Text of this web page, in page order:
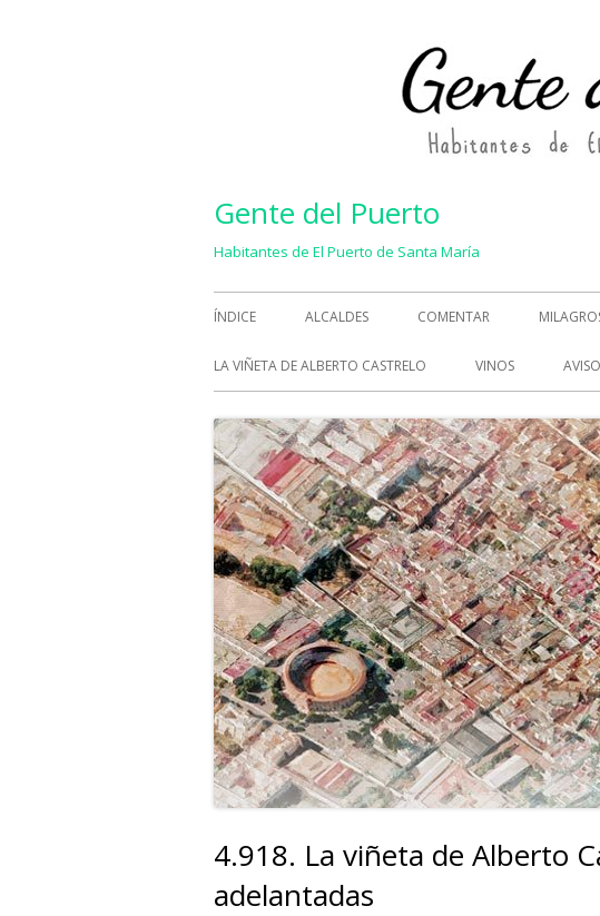
Gente del Puerto
Habitantes de El Puerto de Santa María
Menú
principal
ÍNDICE ALCALDES COMENTAR
LA VIÑETA DE ALBERTO CASTRELO VINOS
4.918. La viñeta de Alberto
adelantadas